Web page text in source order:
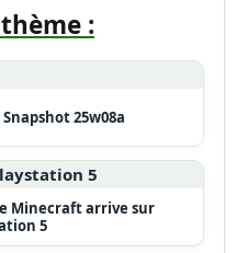
:
25w08a
Minecraft arrive sur
5